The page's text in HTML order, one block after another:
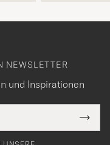
NEWSLETTER
und Inspirationen